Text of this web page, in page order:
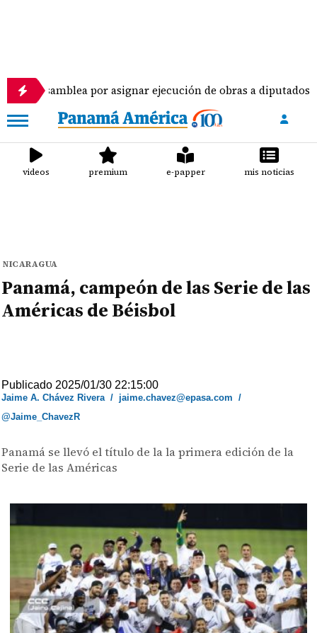
por asignar ejecución de obras a diputados
videos premium e-papper mis noticias
NICARAGUA
Panamá, campeón de las Serie de las
Américas de Béisbol
Publicado 2025/01/30 22:15:00
Jaime A. Chávez Rivera/ jaime.chavez@epasa.com /
@Jaime_ChavezR
Panamá se llevó el título de la la primera edición de la
Serie de las Américas